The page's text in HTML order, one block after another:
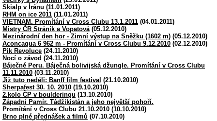
Skialp v Íránu (11.01.2011)
RHM on ice 2011 (11.01.2011)
VIETNAM. Promítání v Cross Clubu 13.1.2011 (04.01.2011)
Mistry ČR Stráník a Vopatová (05.12.2010)
Mezinárodní den hor - Zimní výstup na Sněžku (1602 m) (05.12.2010)
Aconcaqua 6 962 m - Promítání v Cross Clubu 9.12.2010 (02.12.2010)
Pik Revoluce (24.11.2010)
Nocí o závod (24.11.2010)
Báječné Peru. Báječná bolivijská džungle. Promítání v Cross Clubu
11.11.2010 (03.11.2010)
Již tuto neděli: Banff film festival (21.10.2010)
Sherpafest 30. 10. 2010 (19.10.2010)
2.kolo ČP v boulderingu (13.10.2010)
Západní Pamír. Tádžikistán a jeho největší pohoří.
Promítání v Cross Clubu 21.10.2010 (10.10.2010)
Brno plné přednášek a filmů (07.10.2010)